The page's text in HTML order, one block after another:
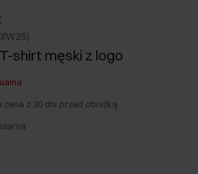
shirt męski z logo
cena z 30 dni przed obniżką